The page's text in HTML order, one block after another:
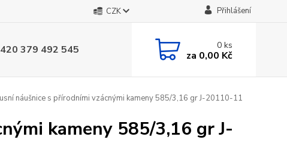
CZK Přihlášení
379 492 545 0ks
za 0,00 Kč
náušnice s přírodními vzácnými kameny 585/3,16 gr J-20110-11
kameny 585/3,16 gr J-